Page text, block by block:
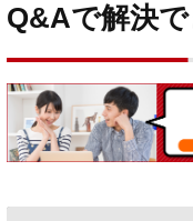
Q&Aで解決